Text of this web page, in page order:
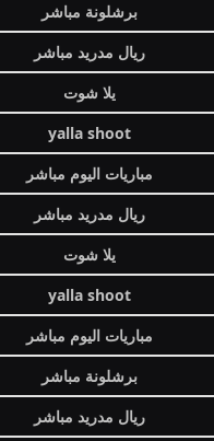
برشلونة مباشر
ريال مدريد مباشر
يلا شوت
yalla shoot
مباريات اليوم مباشر
ريال مدريد مباشر
يلا شوت
yalla shoot
مباريات اليوم مباشر
برشلونة مباشر
ريال مدريد مباشر